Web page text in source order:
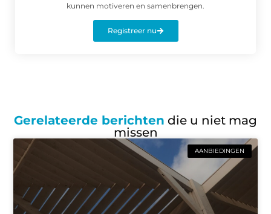
kunnen motiveren en samenbrengen.
Registreer nu
Gerelateerde berichten die u niet mag
missen
AANBIEDINGEN